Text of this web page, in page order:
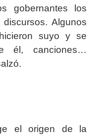
gobernantes los
Algunos
suyo y se
él, canciones…
el origen de la